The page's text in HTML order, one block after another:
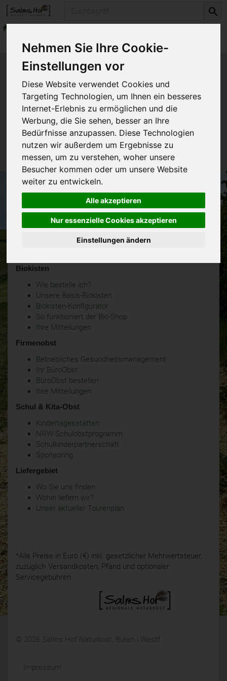
Nehmen Sie Ihre Cookie-
Einstellungen vor
Diese Website verwendet Cookies und
Targeting Technologien, um Ihnen ein besseres
Internet-Erlebnis zu ermöglichen und die
Werbung, die Sie sehen, besser an Ihre
Bedürfnisse anzupassen. Diese Technologien
nutzen wir außerdem um Ergebnisse zu
messen, um zu verstehen, woher unsere
Besucher kommen oder um unsere Website
weiter zu entwickeln.
Alle akzeptieren
Nur essenzielle Cookies akzeptieren
Einstellungen ändern
Produkte frisches Obst, Früchte & Nüsse
Produkt "Physalis" nicht
verfügbar.
Das von Ihnen gesuchte Produkt ist leider zur Zeit
nicht verfügbar.
Biokisten
Wie bestelle ich?
Unsere Basis-Biokisten
Biokisten-Konfigurator
So funktioniert der Bio-Shop
Ihre Mitteilungen
Firmenobst
Betriebliches Gesundheitsmanagement
Ihr BüroObst
BüroObst bestellen
Ihre Mitteilungen
Schul & Kita-Obst
Kindertagesstätten
NRW-Schulobstprogramm
Schulkinderpartnerschaft
Sponsoring
Liefergebiet
Wo Sie uns finden
Wohin liefern wir?
Unser aktueller Tourenplan
*Alle Preise in Euro (€) inkl. gesetzlicher Mehrwertsteuer,
zuzüglich Versandkosten, Pfand und optionaler
Servicegebühren.
© 2026 Salms Hof Naturkost, Büren i.Westf.
Impressum